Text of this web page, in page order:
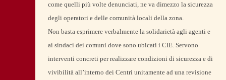
come quelli più volte denunciati, ne va dimezzo la sicurezza
degli operatori e delle comunità locali della zona.
Non basta esprimere verbalmente la solidarietà agli agenti e
ai sindaci dei comuni dove sono ubicati i CIE. Servono
interventi concreti per realizzare condizioni di sicurezza e di
vivibilità all’interno dei Centri unitamente ad una revisione